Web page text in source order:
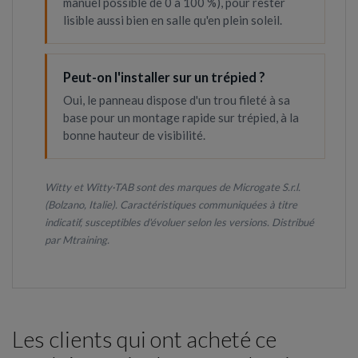
lisible aussi bien en salle qu'en plein soleil.
Peut-on l'installer sur un trépied ?
Oui, le panneau dispose d'un trou fileté à sa
base pour un montage rapide sur trépied, à la
bonne hauteur de visibilité.
Witty et Witty·TAB sont des marques de Microgate S.r.l.
(Bolzano, Italie). Caractéristiques communiquées à titre
indicatif, susceptibles d'évoluer selon les versions. Distribué
par Mtraining.
Les clients qui ont acheté ce